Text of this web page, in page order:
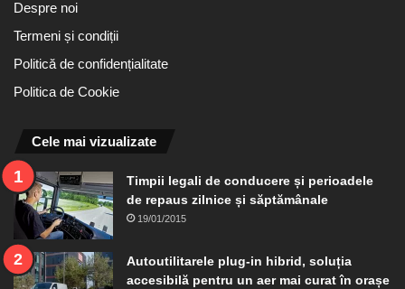
Despre noi
Termeni și condiții
Politică de confidențialitate
Politica de Cookie
Cele mai vizualizate
Timpii legali de conducere și perioadele
de repaus zilnice și săptămânale
19/01/2015
Autoutilitarele plug-in hibrid, soluția
accesibilă pentru un aer mai curat în orașe